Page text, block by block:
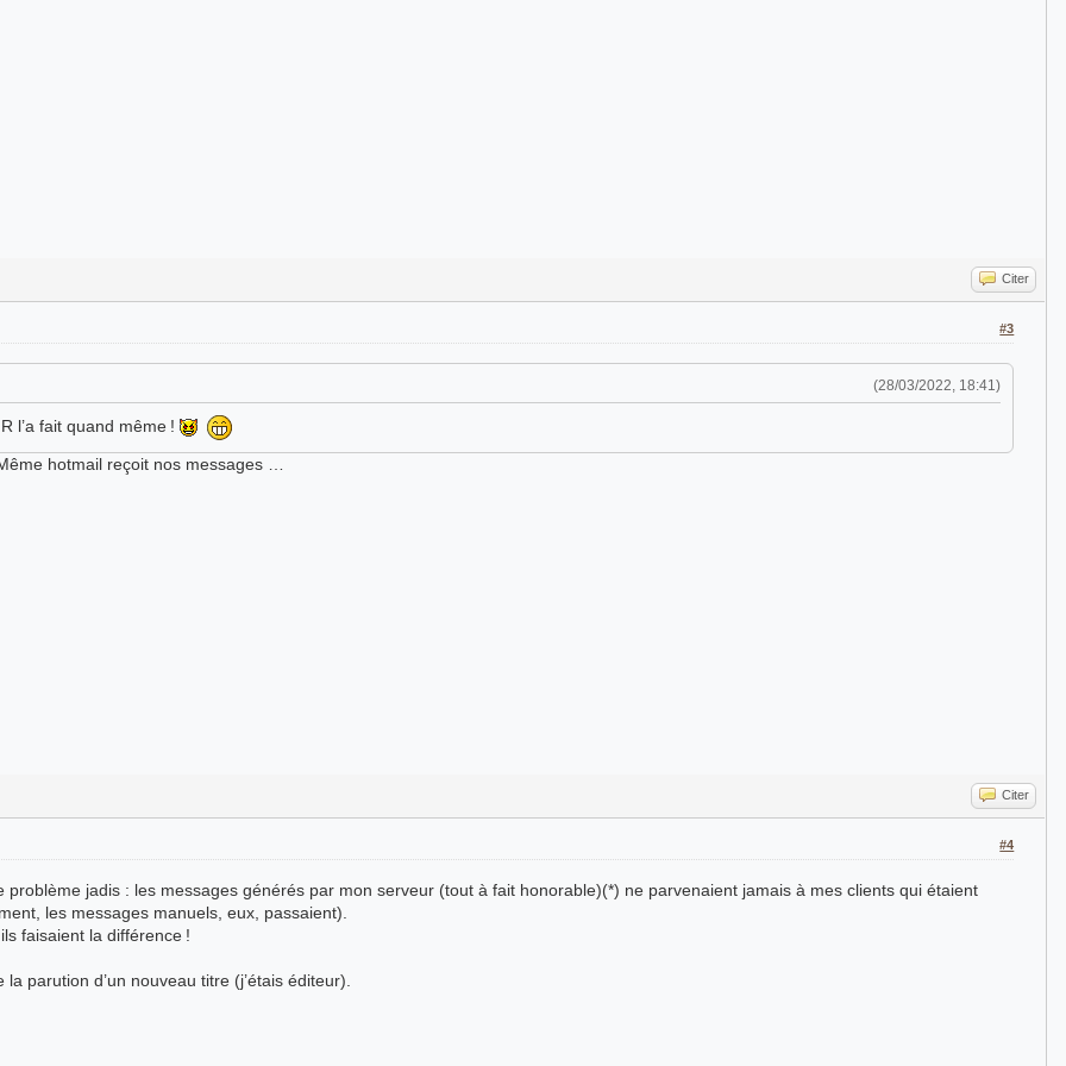
Citer
#3
(28/03/2022, 18:41)
l’a fait quand même !
hotmail reçoit nos messages …
Citer
#4
problème jadis : les messages générés par mon serveur (tout à fait honorable)(*) ne parvenaient jamais à mes clients qui étaient
les messages manuels, eux, passaient).
faisaient la différence !
parution d’un nouveau titre (j’étais éditeur).